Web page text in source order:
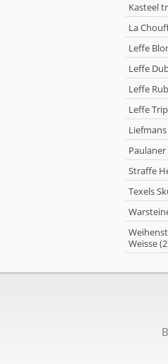
Kasteel
La
Leffe
Leffe
Leffe
Leffe
Paulaner
Straffe
Texels
Weisse